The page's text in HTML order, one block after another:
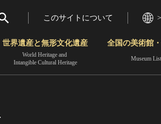
このサイトについて
世界遺産と無形文化遺産
World Heritage and
Intangible Cultural Heritage
全国の美術館
Museum List